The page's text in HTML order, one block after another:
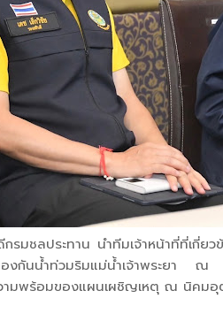
รมชลประทาน นำทีมเจ้าหน้าที่ที่เกี่
งกันน้ำท่วมริมแม่น้ำเจ้าพระยา
มพร้อมของแผนเผชิญเหตุ ณ นิคมอุ